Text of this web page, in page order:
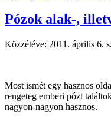
Pózok alak-,
Közzétéve: 2011. április 6.
Most ismét egy hasznos
rengeteg emberi pózt
nagyon-nagyon hasznos.